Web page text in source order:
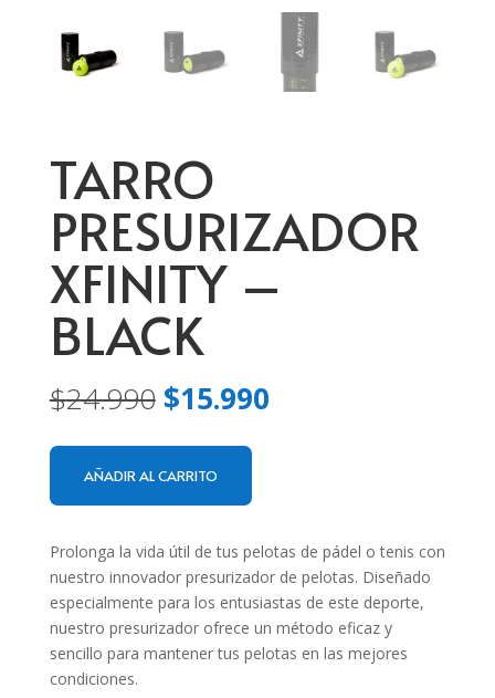
TARRO
PRESURIZADOR
XFINITY –
BLACK
$24.990 El
original
era:
$24.990.
$15.990El
AÑADIR AL CARRITO
Prolonga la vida útil de tus pelotas de pádel o tenis con
nuestro innovador presurizador de pelotas. Diseñado
especialmente para los entusiastas de este deporte,
nuestro presurizador ofrece un método eficaz y
sencillo para mantener tus pelotas en las mejores
condiciones.